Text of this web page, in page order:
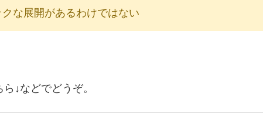
な展開があるわけではない
↓などでどうぞ。